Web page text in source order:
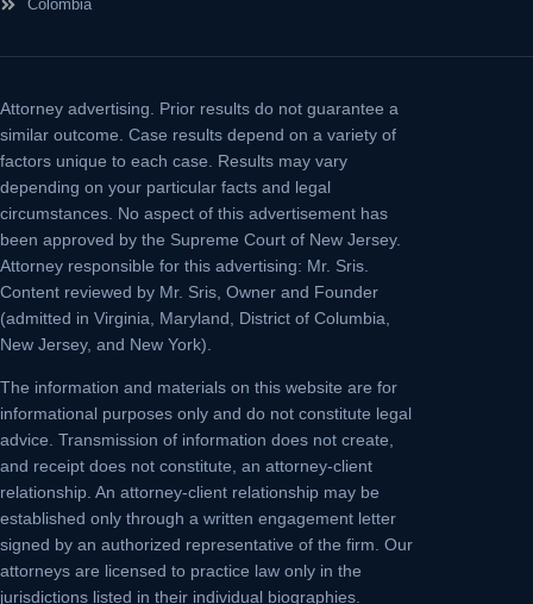
Colombia
Attorney advertising.
Prior results do not guarantee a
similar outcome. Case results depend on a variety of
factors unique to each case. Results may vary
depending on your particular facts and legal
circumstances. No aspect of this advertisement has
been approved by the Supreme Court of New Jersey.
Attorney responsible for this advertising: Mr. Sris.
Content reviewed by Mr. Sris, Owner and Founder
(admitted in Virginia, Maryland, District of Columbia,
New Jersey, and New York).
The information and materials on this website are for
informational purposes only and do not constitute legal
advice. Transmission of information does not create,
and receipt does not constitute, an attorney-client
relationship. An attorney-client relationship may be
established only through a written engagement letter
signed by an authorized representative of the firm. Our
attorneys are licensed to practice law only in the
jurisdictions listed in their individual biographies.